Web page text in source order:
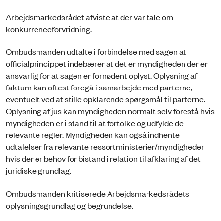
Arbejdsmarkedsrådet afviste at der var tale om
konkurrenceforvridning.
Ombudsmanden udtalte i forbindelse med sagen at
officialprincippet indebærer at det er myndigheden der er
ansvarlig for at sagen er fornødent oplyst. Oplysning af
faktum kan oftest foregå i samarbejde med parterne,
eventuelt ved at stille opklarende spørgsmål til parterne.
Oplysning af jus kan myndigheden normalt selv forestå hvis
myndigheden er i stand til at fortolke og udfylde de
relevante regler. Myndigheden kan også indhente
udtalelser fra relevante ressortministerier/myndigheder
hvis der er behov for bistand i relation til afklaring af det
juridiske grundlag.
Ombudsmanden kritiserede Arbejdsmarkedsrådets
oplysningsgrundlag og begrundelse.